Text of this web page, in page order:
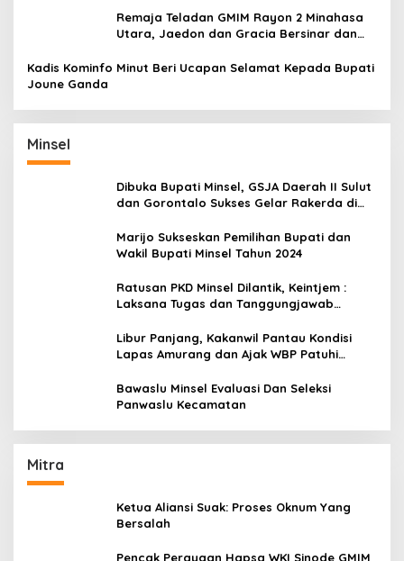
Remaja Teladan GMIM Rayon 2 Minahasa
Utara, Jaedon dan Gracia Bersinar dan
Kadis Kominfo Minut Beri Ucapan Selamat Kepada Bupati
Joune Ganda
Minsel
Dibuka Bupati Minsel, GSJA Daerah II Sulut
dan Gorontalo Sukses Gelar Rakerda di
Marijo Sukseskan Pemilihan Bupati dan
Wakil Bupati Minsel Tahun 2024
Ratusan PKD Minsel Dilantik, Keintjem :
Laksana Tugas dan Tanggungjawab
Libur Panjang, Kakanwil Pantau Kondisi
Lapas Amurang dan Ajak WBP Patuhi
Bawaslu Minsel Evaluasi Dan Seleksi
Panwaslu Kecamatan
Mitra
Ketua Aliansi Suak: Proses Oknum Yang
Bersalah
Pencak Perayaan Hapsa WKI Sinode GMIM